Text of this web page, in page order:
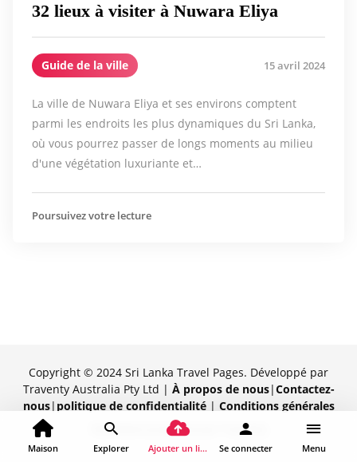
32 lieux à visiter à Nuwara Eliya
Guide de la ville 15 avril 2024
La ville de Nuwara Eliya et ses environs comptent
parmi les endroits les plus dynamiques du Sri Lanka,
où vous pourrez passer de longs moments au milieu
d'une végétation luxuriante et…
Poursuivez votre lecture
Copyright © 2024 Sri Lanka Travel Pages. Développé par
Traventy Australia Pty Ltd | À propos de nous|Contactez-
nous| politique de confidentialité| Conditions générales
Fièrement propulsé par Traventy
Maison Explorer Ajouter un lieu Se connecter Menu